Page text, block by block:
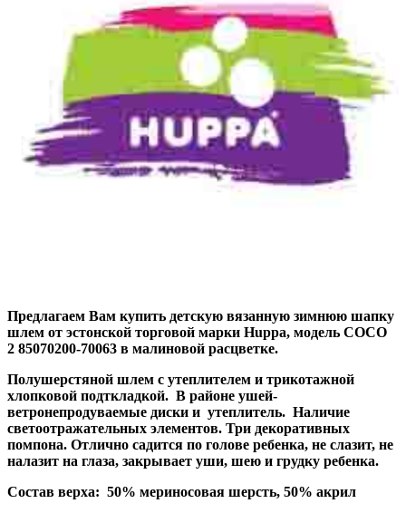
Предлагаем Вам купить детскую вязанную зимнюю шапку
шлем от эстонской торговой марки Huppa, модель COCO
2 85070200-70063 в малиновой расцветке.
Полушерстяной шлем с утеплителем и трикотажной
хлопковой подткладкой. В районе ушей-
ветронепродуваемые диски и утеплитель. Наличие
светоотражательных элементов. Три декоративных
помпона. Отлично садится по голове ребенка, не слазит, не
налазит на глаза, закрывает уши, шею и грудку ребенка.
Состав верха: 50% мериносовая шерсть, 50% акрил